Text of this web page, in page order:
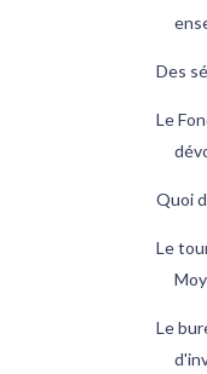
Des
Le
Quoi
Le
Le